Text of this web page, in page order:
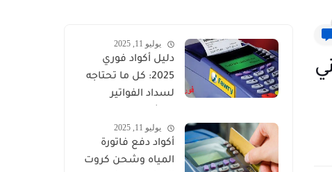
يوليو 11, 2025
دليل أكواد فوري
2025: كل ما تحتاجه
لسداد الفواتير
في مصر
يوليو 11, 2025
أكواد دفع فاتورة
المياه وشحن كروت